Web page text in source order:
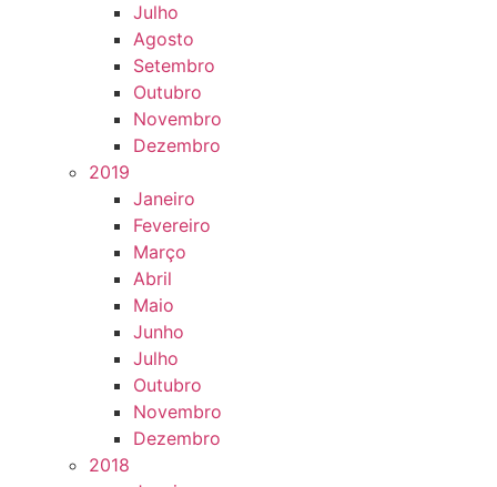
Julho
Agosto
Setembro
Outubro
Novembro
Dezembro
2019
Janeiro
Fevereiro
Março
Abril
Maio
Junho
Julho
Outubro
Novembro
Dezembro
2018